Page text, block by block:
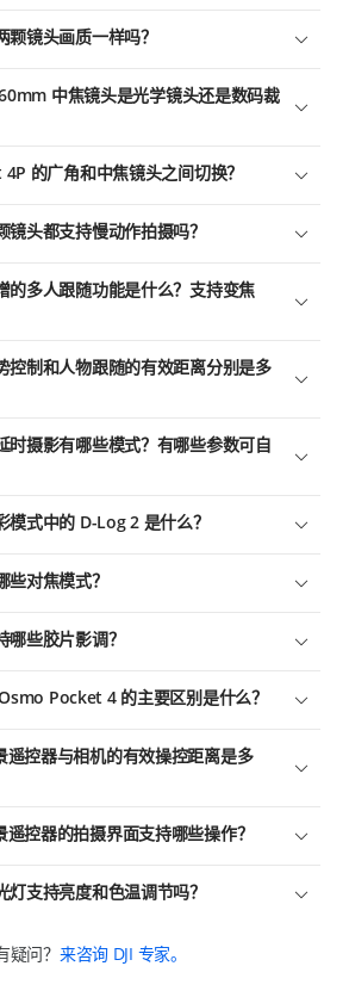
滑缩小画面（可在设置中调节变焦速度）
单中设置“单击/双击/三击”对应功能（如
、快速拍照、切换 C1/C2、C1 快速拍
CMOS 传感器，等效焦距 20mm，光圈
景。
英寸 CMOS 传感器，等效焦距 60mm，光
带来了更好的背景虚化效果，让主角更突
，两颗镜头分别负责不同的焦段范围。拍
镜头画质一样吗？
备 f/1.8 超大光圈，能提供更柔和、突出
头的色彩经过统一调校，风格高度一致；
中焦镜头是光学镜头还是数码裁
码裁切，充分确保了中焦段下的画质清晰
的广角和中焦镜头之间切换？
变焦（当前为 1 倍时，单击切换到 3 倍；
头都支持慢动作拍摄吗？
8 倍慢动作。
多人跟随功能是什么？支持变焦
若有朋友进入画面，也能随时将其加入构
终处于 C 位。
“智能云台”图标，选择“多人跟随”模式；
定义按钮设为该功能的快捷开关，实现一
点击屏幕其他区域即可退出该模式。
换好变焦倍数，然后再开启多人跟随功
制和人物跟随的有效距离分别是多
米
10 米
米
米
摄影有哪些模式？有哪些参数可自
率、帧率、拍摄间隔及拍摄时长；
30fps，速率 Auto/×2/×5/×10/×15/×30
30fps，轨迹可设置 4 个点
式中的 D-Log 2 是什么？
光比场景拍摄，在逆光环境下表现依然出
对焦模式？
示设计，焦点优先锁定在靠近镜头的物体
幕选框，镜头将自动锁定目标并持续跟焦
些胶片影调？
机内美肤设置；如已启用机内美肤，切换
效果将不再生效。
Pocket 4 的主要区别是什么？
堆栈式 CMOS 传感器，在 LOFIC 技术加
时保留亮部与暗部细节，避免画面出现过曝
新的 D-Log 2 色彩模式[2]以及最高 17 级动
了极大的空间。
控器与相机的有效操控距离是多
控器的拍摄界面支持哪些操作？
放拍摄素材（屏幕左滑可退出回放）
支持亮度和色温调节吗？
12 / 25 / 40 lux（在 0.6 米处测量）
疑问？ 来咨询 DJI 专家。